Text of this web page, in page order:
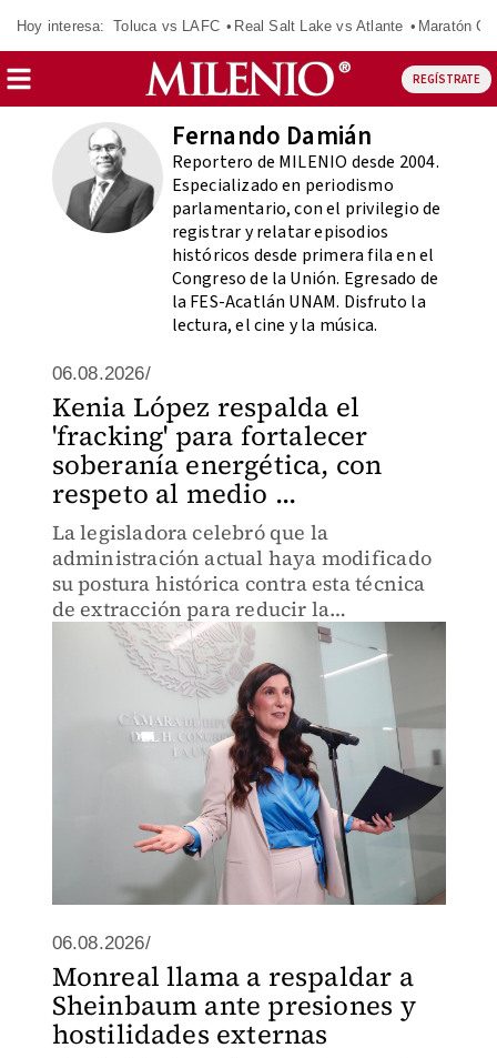
Hoy interesa: Toluca vs LAFC Real Salt Lake vs Atlante Maratón
REGÍSTRATE
Fernando Damián
Reportero de MILENIO desde 2004.
Especializado en periodismo
parlamentario, con el privilegio de
registrar y relatar episodios
históricos desde primera fila en el
Congreso de la Unión. Egresado de
la FES-Acatlán UNAM. Disfruto la
lectura, el cine y la música.
06.08.2026/
Kenia López respalda el
'fracking' para fortalecer
soberanía energética, con
respeto al medio ...
La legisladora celebró que la
administración actual haya modificado
su postura histórica contra esta técnica
de extracción para reducir la
dependencia de gas extranjero.
06.08.2026/
Monreal llama a respaldar a
Sheinbaum ante presiones y
hostilidades externas